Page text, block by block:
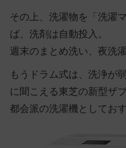
その上、洗濯物を「洗濯
ば、洗剤は自動投入。
週末のまとめ洗い、夜洗
もうドラム式は、洗浄が
に聞こえる東芝の新型ザ
都会派の洗濯機としてお